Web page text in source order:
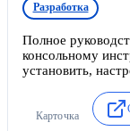
Разработка
Полное
консольному
установить,
Карточка